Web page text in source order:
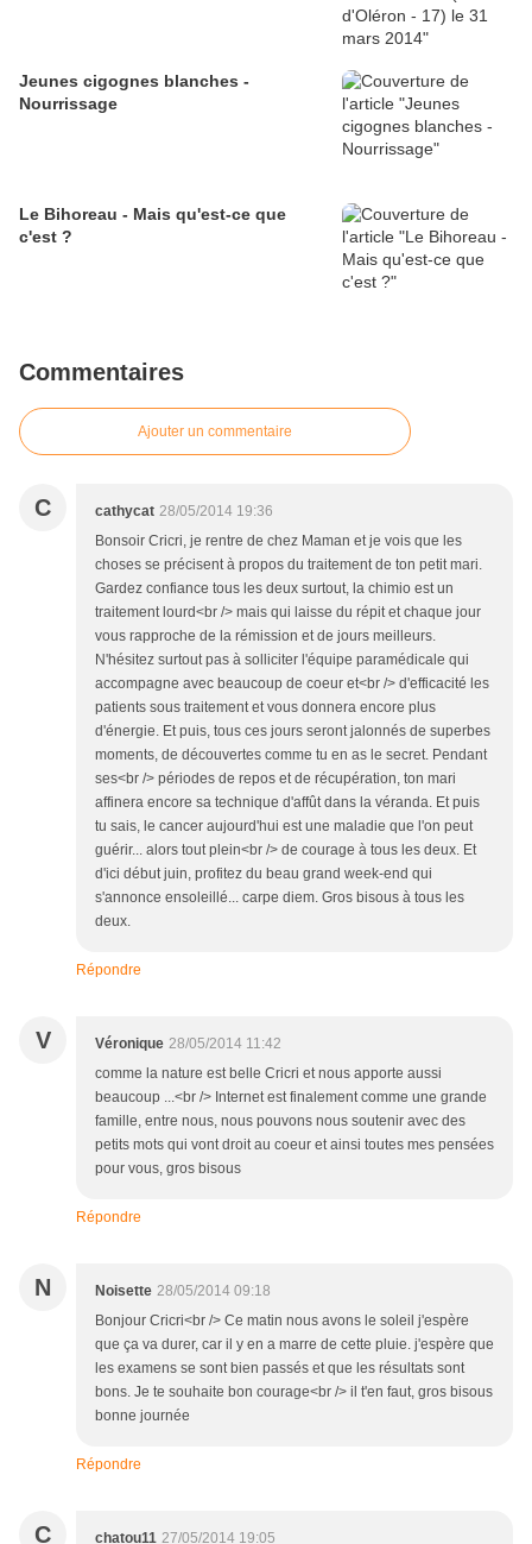
Jeunes cigognes blanches -
Nourrissage
Le Bihoreau - Mais qu'est-ce que
c'est ?
Commentaires
Ajouter un commentaire
C cathycat 28/05/2014 19:36
Bonsoir Cricri, je rentre de chez Maman et je vois que les
choses se précisent à propos du traitement de ton petit mari.
Gardez confiance tous les deux surtout, la chimio est un
traitement lourd<br /> mais qui laisse du répit et chaque jour
vous rapproche de la rémission et de jours meilleurs.
N'hésitez surtout pas à solliciter l'équipe paramédicale qui
accompagne avec beaucoup de coeur et<br /> d'efficacité les
patients sous traitement et vous donnera encore plus
d'énergie. Et puis, tous ces jours seront jalonnés de superbes
moments, de découvertes comme tu en as le secret. Pendant
ses<br /> périodes de repos et de récupération, ton mari
affinera encore sa technique d'affût dans la véranda. Et puis
tu sais, le cancer aujourd'hui est une maladie que l'on peut
guérir... alors tout plein<br /> de courage à tous les deux. Et
d'ici début juin, profitez du beau grand week-end qui
s'annonce ensoleillé... carpe diem. Gros bisous à tous les
deux.
Répondre
V Véronique 28/05/2014 11:42
comme la nature est belle Cricri et nous apporte aussi
beaucoup ...<br /> Internet est finalement comme une grande
famille, entre nous, nous pouvons nous soutenir avec des
petits mots qui vont droit au coeur et ainsi toutes mes pensées
pour vous, gros bisous
Répondre
N Noisette 28/05/2014 09:18
Bonjour Cricri<br /> Ce matin nous avons le soleil j'espère
que ça va durer, car il y en a marre de cette pluie. j'espère que
les examens se sont bien passés et que les résultats sont
bons. Je te souhaite bon courage<br /> il t'en faut, gros bisous
bonne journée
Répondre
C chatou11 27/05/2014 19:05